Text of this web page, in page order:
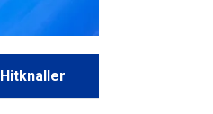
Hitknaller